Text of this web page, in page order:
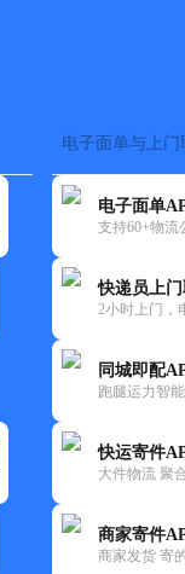
电子面单与上门
电子面单
支持60+物流
快递员上
2小时上门，
同城即配
跑腿运力智
快运寄件
大件物流 聚
商家寄件
商家发货 寄
快递网
快递时效